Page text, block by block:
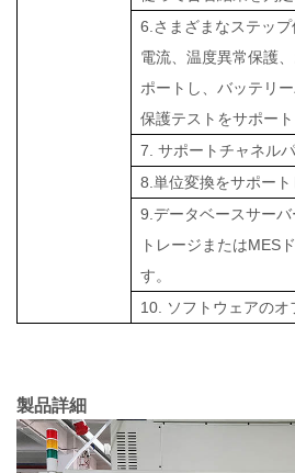
6.さまざまなステップ
電流、温度異常保護
ポートし、バッテリ
保護テストをサポート
7. サポートチャネル
8.単位変換をサポート
9.データベースサー
トレージまたはMES
す。
10. ソフトウェアのオ
製品詳細